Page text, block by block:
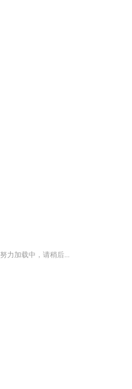
努力加载中，请稍后...